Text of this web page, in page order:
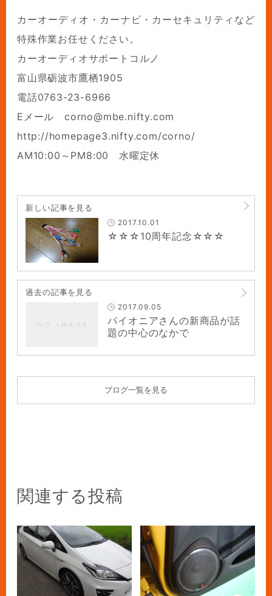
カーオーディオ・カーナビ・カーセキュリティなど
特殊作業お任せください。
カーオーディオサポートコルノ
富山県砺波市鷹栖1905
電話0763-23-6966
Eメール corno@mbe.nifty.com
http://homepage3.nifty.com/corno/
AM10:00～PM8:00 水曜定休
新しい記事を見る
2017.10.01
☆☆☆10周年記念☆☆☆
過去の記事を見る
2017.09.05
パイオニアさんの新商品が話
題の中心のなかで
ブログ一覧を見る
関連する投稿